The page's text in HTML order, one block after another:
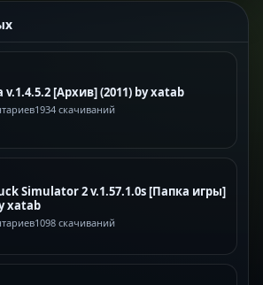
[Архив] (2011) by xatab
1934 скачиваний
Simulator 2 v.1.57.1.0s [Папка игры]
xatab
1098 скачиваний